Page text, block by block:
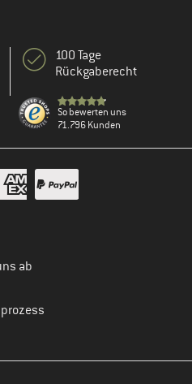
100 Tage
Rückgaberecht
So bewerten uns
71.796 Kunden
ab